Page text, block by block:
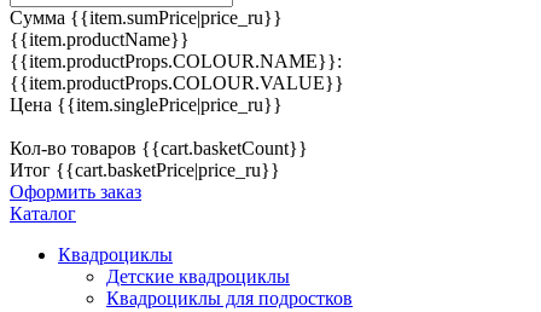
Сумма {{item.sumPrice|price_ru}}
{{item.productName}}
{{item.productProps.COLOUR.NAME}}:
{{item.productProps.COLOUR.VALUE}}
Цена {{item.singlePrice|price_ru}}
Кол-во товаров {{cart.basketCount}}
Итог {{cart.basketPrice|price_ru}}
Оформить заказ
Каталог
Квадроциклы
Детские квадроциклы
Квадроциклы для подростков